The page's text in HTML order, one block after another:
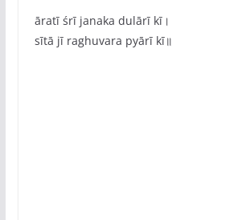
āratī śrī janaka dulārī kī।
sītā jī raghuvara pyārī kī॥